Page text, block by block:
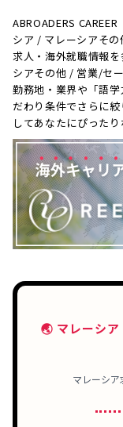
ABROADERS
シア / マレーシアそ
求人・海外就職情報
シアその他 / 営業/セ
勤務地・業界や「語
だわり条件でさらに
してあなたにぴった
🌏 マレーシ
マレーシア